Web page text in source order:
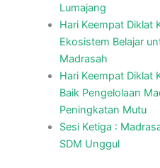
Lumajang
Hari Keempat Diklat
Ekosistem Belajar
Madrasah
Hari Keempat Diklat
Baik Pengelolaan
Peningkatan Mutu
Sesi Ketiga :
SDM Unggul